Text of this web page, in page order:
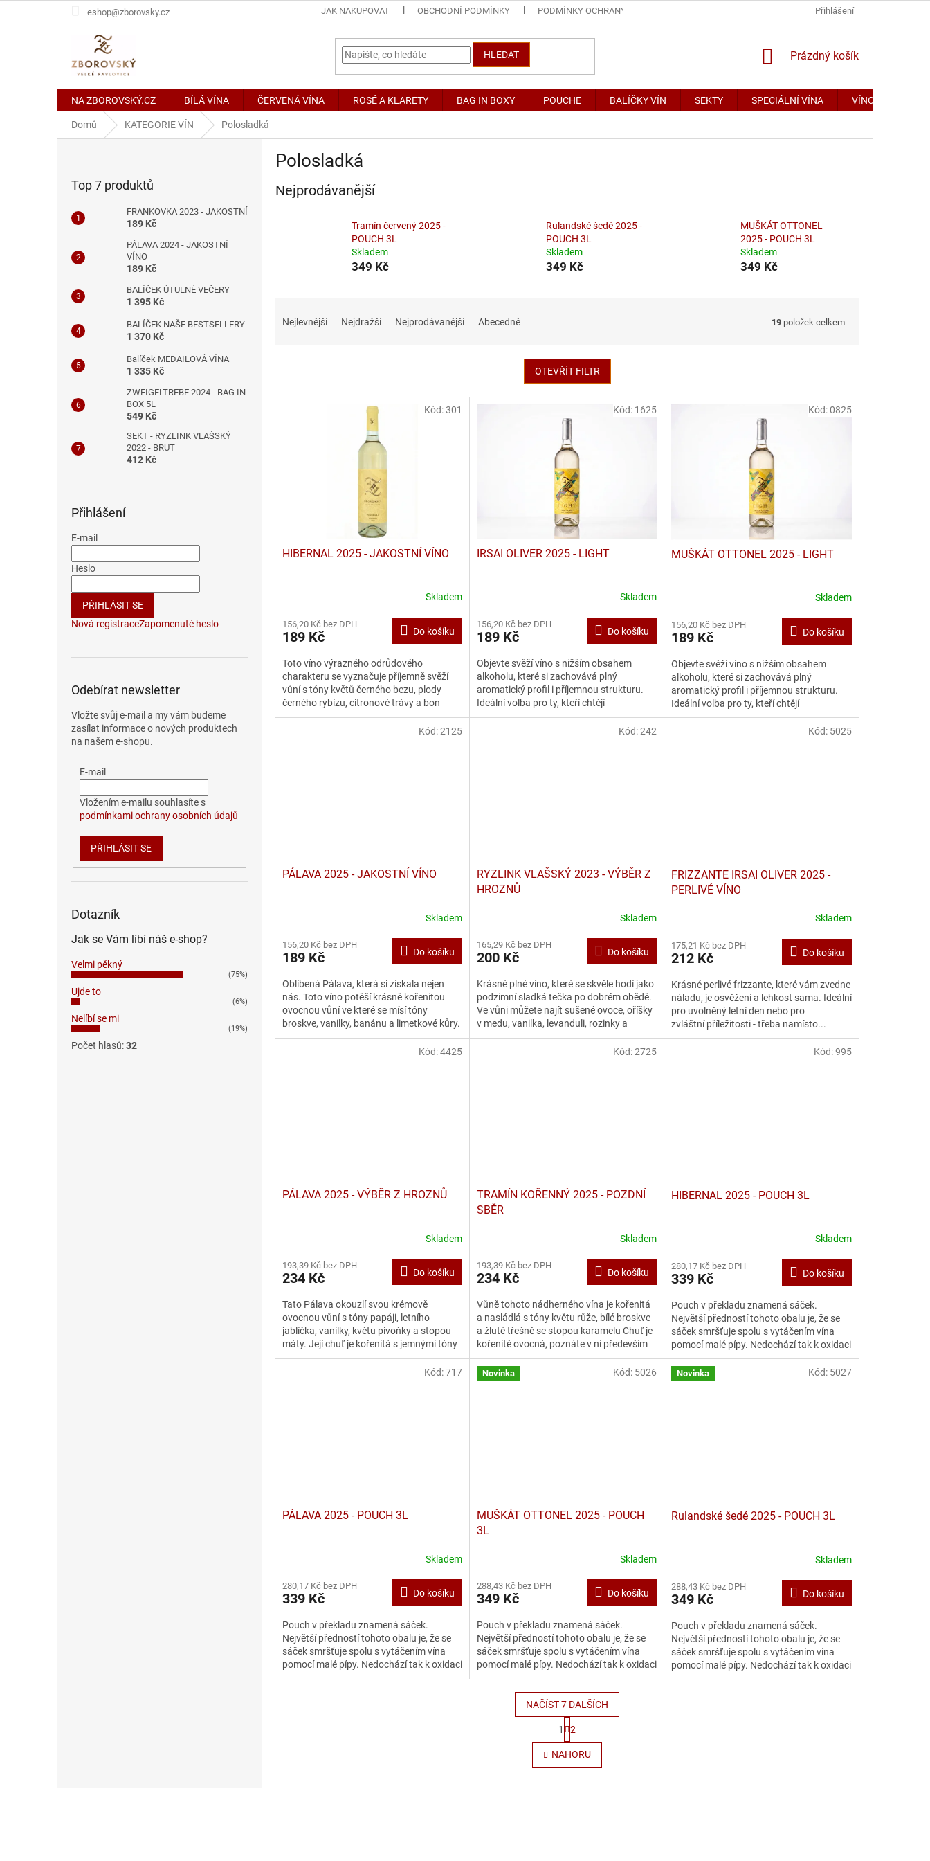
na
eshop@zborovsky.cz JAK NAKUPOVAT OBCHODNÍ PODMÍNKY PODMÍNKY OCHRANY OSOBNÍCH ÚDAJŮ Přihlášení
HLEDAT
NÁKUPNÍ
Prázdný košík
NA ZBOROVSKÝ.CZ BÍLÁ VÍNA ČERVENÁ VÍNA ROSÉ A KLARETY BAG IN BOXY POUCHE BALÍČKY VÍN SEKTY SPECIÁLNÍ VÍNA VÍNO PRO FIRMY
Domů KATEGORIE VÍN Polosladká
Top 7 produktů
FRANKOVKA 2023 - JAKOSTNÍ
189 Kč
PÁLAVA 2024 - JAKOSTNÍ
VÍNO
189 Kč
BALÍČEK ÚTULNÉ VEČERY
1 395 Kč
BALÍČEK NAŠE BESTSELLERY
1 370 Kč
Balíček MEDAILOVÁ VÍNA
1 335 Kč
ZWEIGELTREBE 2024 - BAG IN
BOX 5L
549 Kč
SEKT - RYZLINK VLAŠSKÝ
2022 - BRUT
412 Kč
Přihlášení
E-mail
Heslo
PŘIHLÁSIT SE
Nová registraceZapomenuté heslo
Odebírat newsletter
Vložte svůj e-mail a my vám budeme
zasílat informace o nových produktech
na našem e-shopu.
E-mail
Vložením e-mailu souhlasíte s
podmínkami ochrany osobních údajů
PŘIHLÁSIT SE
Dotazník
Jak se Vám líbí náš e-shop?
Velmi pěkný
(75%)
Ujde to
(6%)
Nelíbí se mi
(19%)
Počet hlasů:32
Polosladká
Nejprodávanější
Tramín červený 2025 -
POUCH 3L
Skladem
349 Kč
Rulandské šedé 2025 -
POUCH 3L
Skladem
349 Kč
MUŠKÁT OTTONEL
2025 - POUCH 3L
Skladem
349 Kč
Nejlevnější Nejdražší Nejprodávanější Abecedně 19 položek celkem
OTEVŘÍT FILTR
HIBERNAL 2025 - JAKOSTNÍ VÍNO
Skladem
156,20 Kč bez DPH
189 Kč Do košíku
Toto víno výrazného odrůdového
charakteru se vyznačuje příjemně svěží
vůní s tóny květů černého bezu, plody
černého rybízu, citronové trávy a bon
parů. Jeho chuť je nasládlá s...
Kód:301
IRSAI OLIVER 2025 - LIGHT
Skladem
156,20 Kč bez DPH
189 Kč Do košíku
Objevte svěží víno s nižším obsahem
alkoholu, které si zachovává plný
aromatický profil i příjemnou strukturu.
Ideální volba pro ty, kteří chtějí
vychutnávat víno s lehkostí –...
Kód: 1625
MUŠKÁT OTTONEL 2025 - LIGHT
Skladem
156,20 Kč bez DPH
189 Kč Do košíku
Objevte svěží víno s nižším obsahem
alkoholu, které si zachovává plný
aromatický profil i příjemnou strukturu.
Ideální volba pro ty, kteří chtějí
vychutnávat víno s lehkostí –...
Kód:0825
PÁLAVA 2025 - JAKOSTNÍ VÍNO
Skladem
156,20 Kč bez DPH
189 Kč Do košíku
Oblíbená Pálava, která si získala nejen
nás. Toto víno potěší krásně kořenitou
ovocnou vůní ve které se mísí tóny
broskve, vanilky, banánu a limetkové kůry.
Chuť...
Kód:2125
RYZLINK VLAŠSKÝ 2023 - VÝBĚR Z
HROZNŮ
Skladem
165,29 Kč bez DPH
200 Kč Do košíku
Krásné plné víno, které se skvěle hodí jako
podzimní sladká tečka po dobrém obědě.
Ve vůni můžete najít sušené ovoce, oříšky
v medu, vanilka, levanduli, rozinky a
stopa...
Kód:242
FRIZZANTE IRSAI OLIVER 2025 -
PERLIVÉ VÍNO
Skladem
175,21 Kč bez DPH
212 Kč Do košíku
Krásné perlivé frizzante, které vám zvedne
náladu, je osvěžení a lehkost sama. Ideální
pro uvolněný letní den nebo pro
zvláštní příležitosti - třeba namísto...
Kód: 5025
PÁLAVA 2025 - VÝBĚR Z HROZNŮ
Skladem
193,39 Kč bez DPH
234 Kč Do košíku
Tato Pálava okouzlí svou krémově
ovocnou vůní s tóny papáji, letního
jablíčka, vanilky, květu pivoňky a stopou
máty. Její chuť je kořenitá s jemnými tóny
bezového sirupu,...
Kód:4425
TRAMÍN KOŘENNÝ 2025 - POZDNÍ
SBĚR
Skladem
193,39 Kč bez DPH
234 Kč Do košíku
Vůně tohoto nádherného vína je kořenitá
a nasládlá s tóny květu růže, bílé broskve
a žluté třešně se stopou karamelu Chuť je
kořenitě ovocná, poznáte v ní především
jablka...
Kód:2725
HIBERNAL 2025 - POUCH 3L
Skladem
280,17 Kč bez DPH
339 Kč Do košíku
Pouch v překladu znamená sáček.
Největší předností tohoto obalu je, že se
sáček smršťuje spolu s vytáčením vína
pomocí malé pípy. Nedochází tak k oxidaci
a víno si zachovává...
Kód:995
PÁLAVA 2025 - POUCH 3L
Skladem
280,17 Kč bez DPH
339 Kč Do košíku
Pouch v překladu znamená sáček.
Největší předností tohoto obalu je, že se
sáček smršťuje spolu s vytáčením vína
pomocí malé pípy. Nedochází tak k oxidaci
Kód:717 Novinka
MUŠKÁT OTTONEL 2025 - POUCH
3L
Skladem
288,43 Kč bez DPH
349 Kč Do košíku
Pouch v překladu znamená sáček.
Největší předností tohoto obalu je, že se
sáček smršťuje spolu s vytáčením vína
pomocí malé pípy. Nedochází tak k oxidaci
Kód: 5026 Novinka
Rulandské šedé 2025 - POUCH 3L
Skladem
288,43 Kč bez DPH
349 Kč Do košíku
Pouch v překladu znamená sáček.
Největší předností tohoto obalu je, že se
sáček smršťuje spolu s vytáčením vína
pomocí malé pípy. Nedochází tak k oxidaci
Kód: 5027
O
v
l
d
NAČÍST 7 DALŠÍCH
t
r
á
n
1 2
NAHORU